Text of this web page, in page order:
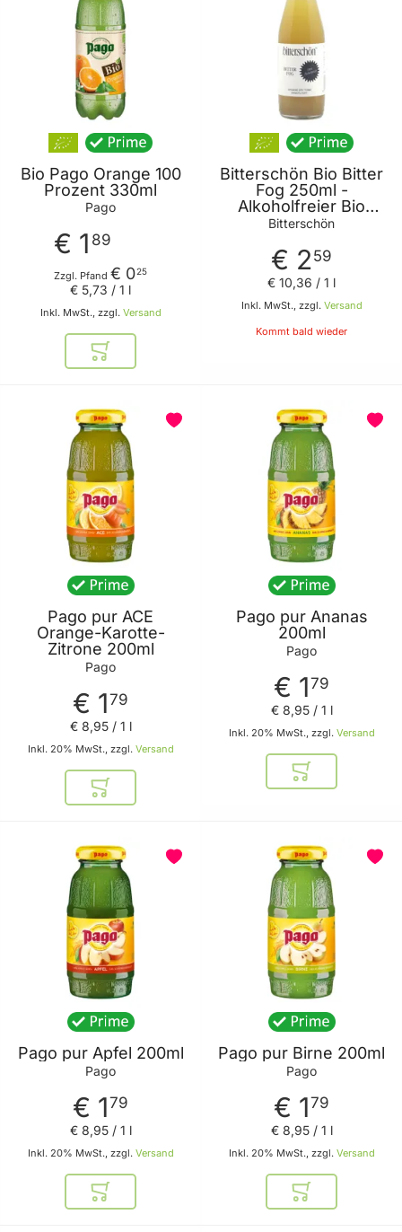
Bio Pago Orange 100
Prozent 330ml
Pago
€ 1 89
Zzgl. Pfand€ 025
Inkl. MwSt., zzgl. Versand
€ 5,73 / 1 l
In den Warenkorb
Bitterschön Bio Bitter
Fog 250ml -
Alkoholfreier Bio
Aperitif auf
frischen Zutaten von
Bitterschön
Bitterschön
€ 259
Inkl. MwSt., zzgl. Versand
€ 10,36 / 1 l
Kommt bald wieder
Pago pur ACE
Orange-Karotte-
Zitrone 200ml
Pago
€ 179
Inkl. 20% MwSt., zzgl. Versand
€ 8,95/ 1 l
In den Warenkorb
Pago pur Ananas
200ml
Pago
€ 179
Inkl. 20% MwSt., zzgl. Versand
€ 8,95/ 1 l
In den
Pago pur Apfel 200ml
Pago
€ 179
Inkl. 20% MwSt., zzgl. Versand
€ 8,95/ 1 l
In den Warenkorb
Pago pur Birne 200ml
Pago
€ 179
Inkl. 20% MwSt., zzgl. Versand
€ 8,95/ 1 l
In den